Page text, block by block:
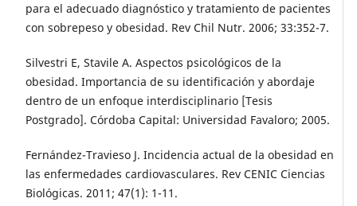
para el adecuado diagnóstico y tratamiento de pacientes
con sobrepeso y obesidad. Rev Chil Nutr. 2006; 33:352-7.
Silvestri E, Stavile A. Aspectos psicológicos de la
obesidad. Importancia de su identificación y abordaje
dentro de un enfoque interdisciplinario [Tesis
Postgrado]. Córdoba Capital: Universidad Favaloro; 2005.
Fernández-Travieso J. Incidencia actual de la obesidad en
las enfermedades cardiovasculares. Rev CENIC Ciencias
Biológicas. 2011; 47(1): 1-11.